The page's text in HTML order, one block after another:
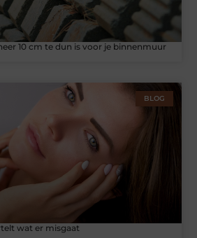
10 cm te dun is voor je binnenmuur
BLOG
wat er misgaat